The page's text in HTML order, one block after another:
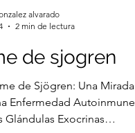
alvarado
2 min de lectura
de sjogren
de Sjögren: Una Mirada